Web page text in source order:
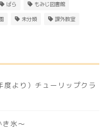
ばら もみじ図書館
未分類 課外教室
より）チューリップクラ
氷〜